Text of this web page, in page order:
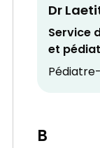
Dr
Service
et
B